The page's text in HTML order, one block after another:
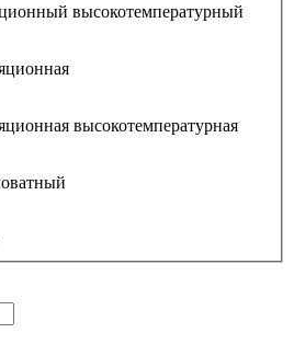
высокотемпературный
высокотемпературная